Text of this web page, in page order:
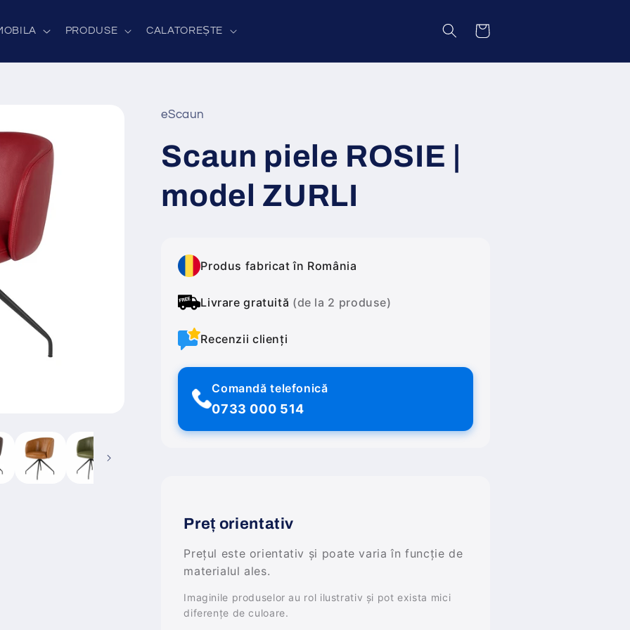
PRODUSE CALATOREȘTE Coș
eScaun
Scaun piele ROSIE |
model ZURLI
Produs fabricat în România
Livrare gratuită (de la 2 produse)
Recenzii clienți
Comandă telefonică
0733 000 514
Preț orientativ
Prețul este orientativ și poate varia în funcție de
materialul ales.
Imaginile produselor au rol ilustrativ și pot exista mici
diferențe de culoare.